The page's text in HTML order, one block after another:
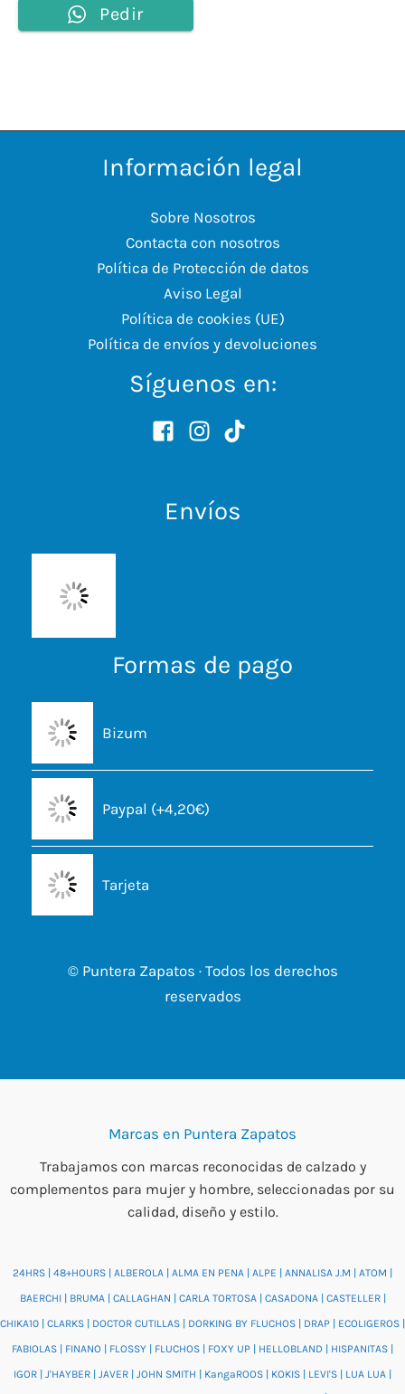
Pedir
Información legal
Sobre Nosotros
Contacta con nosotros
Política de Protección de datos
Aviso Legal
Política de cookies (UE)
Política de envíos y devoluciones
Síguenos en:
Envíos
Formas de pago
Bizum
Paypal (+4,20€)
Tarjeta
© Puntera Zapatos · Todos los derechos
reservados
Marcas en Puntera Zapatos
Trabajamos con marcas reconocidas de calzado y
complementos para mujer y hombre, seleccionadas por su
calidad, diseño y estilo.
24HRS | 48+HOURS | ALBEROLA | ALMA EN PENA | ALPE | ANNALISA J.M | ATOM |
BAERCHI| BRUMA | CALLAGHAN | CARLA TORTOSA | CASADONA | CASTELLER|
CHIKA10 | CLARKS | DOCTOR CUTILLAS | DORKING BY FLUCHOS | DRAP | ECOLIGEROS |
FABIOLAS | FINANO | FLOSSY | FLUCHOS | FOXY UP | HELLOBLAND | HISPANITAS |
IGOR | J'HAYBER | JAVER | JOHN SMITH | KangaROOS | KOKIS | LEVI'S | LUA LUA |